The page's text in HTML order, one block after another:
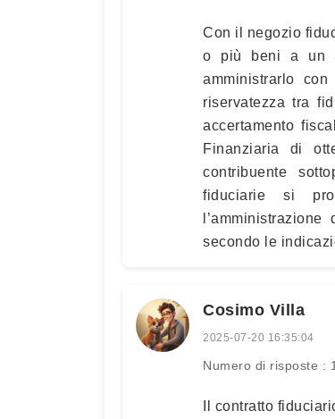
Con il negozio
o più beni a un
amministrarlo
riservatezza tra
accertamento
Finanziaria di
contribuente
fiduciarie si
secondo le
Cosimo Villa
2025-07-20 16:35:04
Numero di risposte :
Il contratto